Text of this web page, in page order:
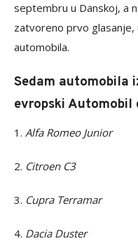
septembru u Danskoj, a
zatvoreno prvo glasanje,
automobila.
Sedam automobila
evropski Automobil
1. Alfa Romeo Junior
2. Citroen C3
3. Cupra Terramar
4. Dacia Duster